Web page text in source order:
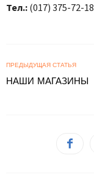
Тел.: (017) 375-72-18
ПРЕДЫДУЩАЯ СТАТЬЯ
НАШИ МАГАЗИНЫ